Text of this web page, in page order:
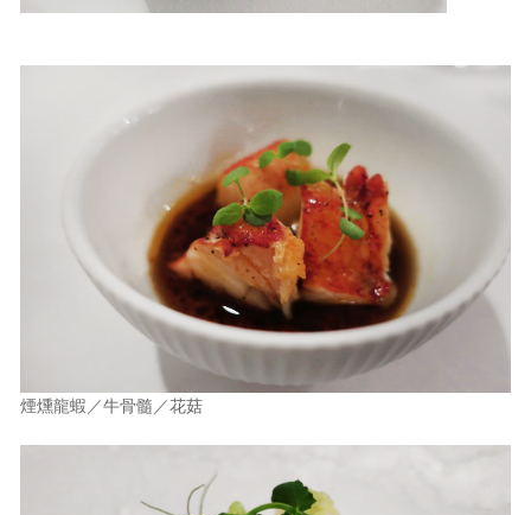
煙燻龍蝦／牛骨髓／花菇